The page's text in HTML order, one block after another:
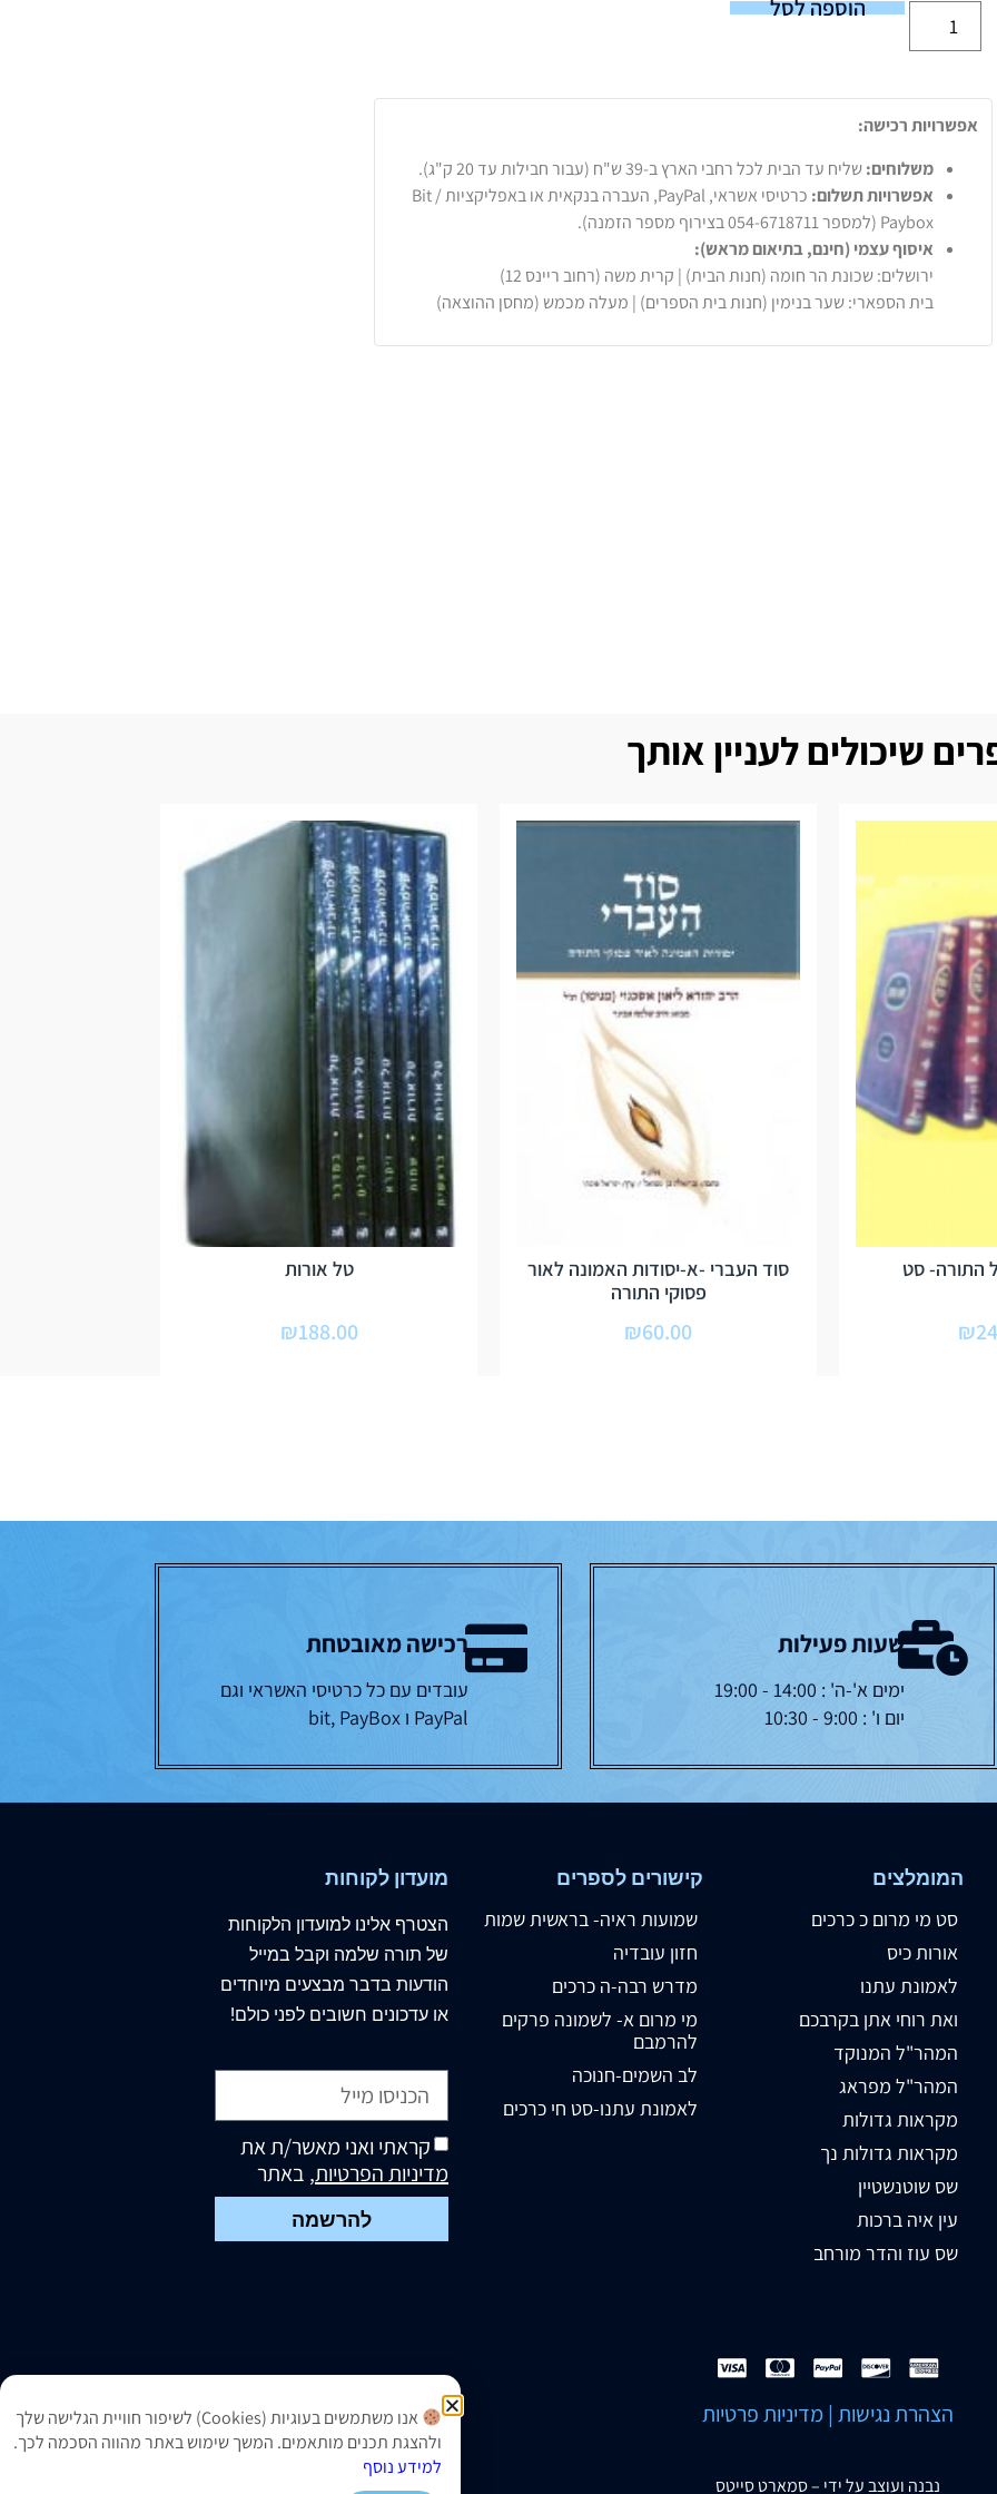
הוספה לסל
אפשרויות רכישה:
משלוחים:שליח עד הבית לכל רחבי הארץ ב-39 ש"ח (עבור חבילות עד 20 ק"ג).
אפשרויות תשלום:
כרטיסי אשראי, PayPal, העברה בנקאית או באפליקציות Bit /
Paybox (למספר 054-6718711 בצירוף מספר הזמנה).
איסוף עצמי (חינם, בתיאום מראש):
ירושלים: שכונת הר חומה (חנות הבית) | קרית משה (רחוב ריינס 12)
בית הספארי: שער בנימין (חנות בית הספרים) | מעלה מכמש (מחסן ההוצאה)
שיכולים לעניין אותך
התורה- סט
₪
סוד העברי -א-יסודות האמונה לאור
פסוקי התורה
₪60.00
טל אורות
₪188.00
שעות פעילות
ימים א'-ה' : 14:00 - 19:00
יום ו' : 9:00 - 10:30
רכישה מאובטחת
עובדים עם כל כרטיסי האשראי וגם
PayPal ו bit, PayBox
המומלצים
סט מי מרום כ כרכים
אורות כיס
לאמונת עתנו
ואת רוחי אתן בקרבכם
המהר"ל המנוקד
המהר"ל מפראג
מקראות גדולות
מקראות גדולות נך
שס שוטנשטיין
עין איה ברכות
שס עוז והדר מורחב
קישורים לספרים
שמועות ראיה- בראשית שמות
חזון עובדיה
מדרש רבה-ה כרכים
מי מרום א- לשמונה פרקים
להרמבם
לב השמים-חנוכה
לאמונת עתנו-סט חי כרכים
מועדון לקוחות
הצטרף אלינו למועדון הלקוחות
של תורה שלמה וקבל במייל
הודעות בדבר מבצעים מיוחדים
או עדכונים חשובים לפני כולם!
קראתי ואני מאשר/ת את
מדיניות הפרטיות, באתר
להרשמה
הצהרת נגישות | מדיניות פרטיות
נבנה ועוצב על ידי –סמארט סייטס
אנו משתמשים בעוגיות (Cookies) לשיפור חוויית הגלישה שלך
ולהצגת תכנים מותאמים. המשך שימוש באתר מהווה הסכמה לכך.
למידע נוסף